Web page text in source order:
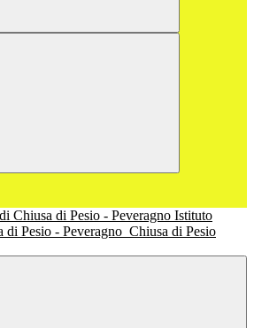
Istituto
di Pesio - Peveragno Chiusa di Pesio